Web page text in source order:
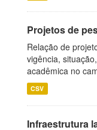
Projetos de
Relação de
vigência,
acadêmica no
CSV
Infraestrutura